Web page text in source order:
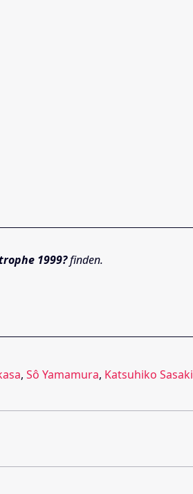
1999?finden.
, Sô Yamamura, Katsuhiko Sasaki